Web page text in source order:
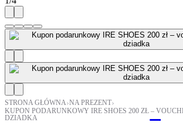
STRONA GŁÓWNA›NA PREZENT›
KUPON PODARUNKOWY IRE SHOES 200 ZŁ –
DZIADKA